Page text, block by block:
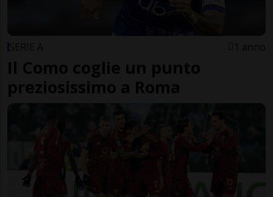
SERIE A 1 anno
Il Como coglie un punto
preziosissimo a Roma